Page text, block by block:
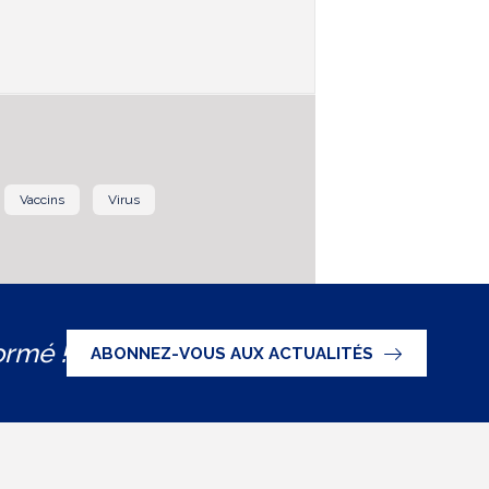
Vaccins Virus
! ABONNEZ-VOUS AUX ACTUALITÉS